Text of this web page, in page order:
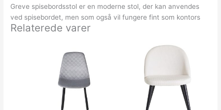
Greve spisebordsstol er en moderne stol, der kan anvendes
ved spisebordet, men som også vil fungere fint som kontors
Relaterede varer